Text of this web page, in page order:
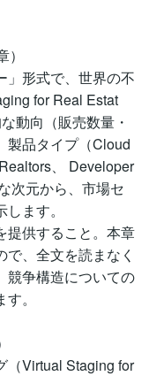
」形式で、世界の不
for Real Estat
動向（販売数量・
製品タイプ（Cloud
、 Developer
次元から、市場セ
ます。
提供すること。本章
、全文を読まなく
競争構造についての
。
（Virtual Staging for